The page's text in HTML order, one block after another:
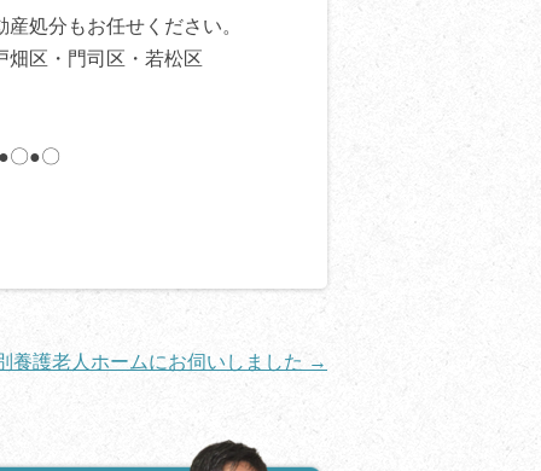
処分もお任せください。
畑区・門司区・若松区
〇●〇
養護老人ホームにお伺いしました →